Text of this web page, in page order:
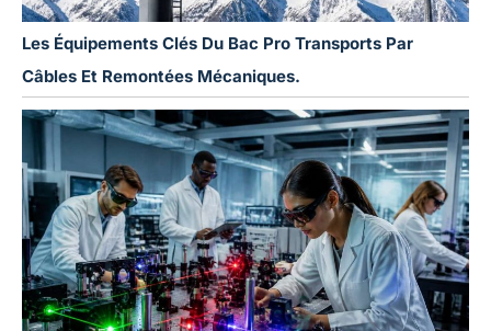
Les Équipements Clés Du Bac Pro Transports Par
Câbles Et Remontées Mécaniques.